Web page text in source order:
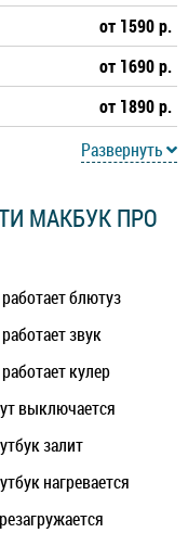
от 1590 р.
от 1690 р.
от 1890 р.
Развернуть
МАКБУК ПРО
блютуз
звук
кулер
выключается
залит
нагревается